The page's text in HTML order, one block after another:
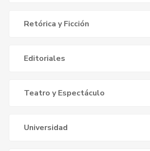
Retórica y Ficción
Editoriales
Teatro y Espectáculo
Universidad